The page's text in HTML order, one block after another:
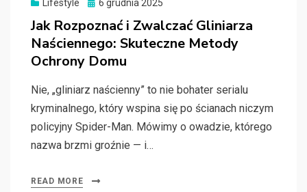
Lifestyle
Posted
6 grudnia 2025
Jak Rozpoznać i Zwalczać Gliniarza
Naściennego: Skuteczne Metody
Ochrony Domu
Nie, „gliniarz naścienny” to nie bohater serialu
kryminalnego, który wspina się po ścianach niczym
policyjny Spider-Man. Mówimy o owadzie, którego
nazwa brzmi groźnie — i…
READ MORE